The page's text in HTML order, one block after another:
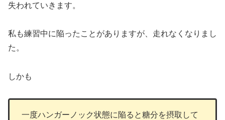
失われていきます。
私も練習中に陥ったことがありますが、走れなくなりまし
た。
しかも
一度ハンガーノック状態に陥ると糖分を摂取して